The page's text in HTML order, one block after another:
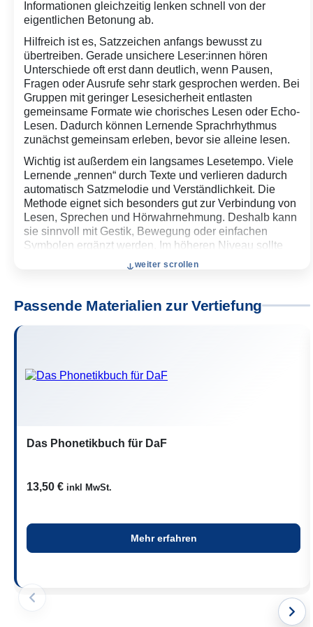
Informationen gleichzeitig lenken schnell von der
eigentlichen Betonung ab.
Hilfreich ist es, Satzzeichen anfangs bewusst zu
übertreiben. Gerade unsichere Leser:innen hören
Unterschiede oft erst dann deutlich, wenn Pausen,
Fragen oder Ausrufe sehr stark gesprochen werden. Bei
Gruppen mit geringer Lesesicherheit entlasten
gemeinsame Formate wie chorisches Lesen oder Echo-
Lesen. Dadurch können Lernende Sprachrhythmus
zunächst gemeinsam erleben, bevor sie alleine lesen.
Wichtig ist außerdem ein langsames Lesetempo. Viele
Lernende „rennen“ durch Texte und verlieren dadurch
automatisch Satzmelodie und Verständlichkeit. Die
Methode eignet sich besonders gut zur Verbindung von
Lesen, Sprechen und Hörwahrnehmung. Deshalb kann
sie sinnvoll mit Gestik, Bewegung oder einfachen
Symbolen ergänzt werden. Im höheren Niveau sollte
der Fokus stärker auf Wirkung und Bedeutung liegen:
Wie verändert sich ein Satz durch andere Betonung?
streng?
weiter scrollen
Passende Materialien zur Vertiefung
Das Phonetikbuch für DaF
13,50 € inkl MwSt.
Mehr erfahren